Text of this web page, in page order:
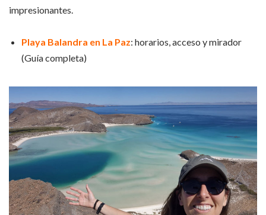
impresionantes.
Playa Balandra en La Paz: horarios, acceso y mirador
(Guía completa)